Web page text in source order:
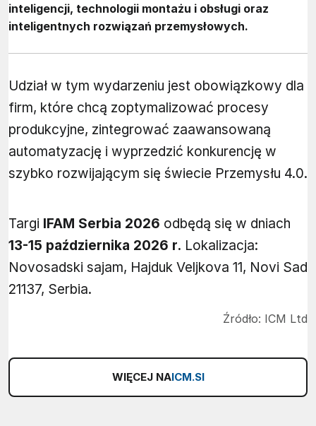
inteligencji, technologii montażu i obsługi oraz
inteligentnych rozwiązań przemysłowych.
Udział w tym wydarzeniu jest obowiązkowy dla
firm, które chcą zoptymalizować procesy
produkcyjne, zintegrować zaawansowaną
automatyzację i wyprzedzić konkurencję w
szybko rozwijającym się świecie Przemysłu 4.0.
Targi IFAM Serbia 2026 odbędą się w dniach
13-15 października 2026 r. Lokalizacja:
Novosadski sajam, Hajduk Veljkova 11, Novi Sad
21137, Serbia.
Źródło: ICM Ltd
WIĘCEJ NAICM.SI